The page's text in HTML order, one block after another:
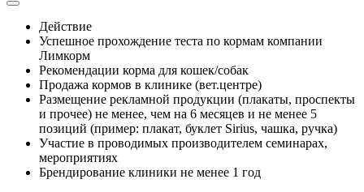
Действие
Успешное прохождение теста по кормам компании
Лимкорм
Рекомендации корма для кошек/собак
Продажа кормов в клинике (вет.центре)
Размещение рекламной продукции (плакаты, проспекты
и прочее) не менее, чем на 6 месяцев и не менее 5
позиций (пример: плакат, буклет Sirius, чашка, ручка)
Участие в проводимых производителем семинарах,
мероприятиях
Брендирование клиники не менее 1 год